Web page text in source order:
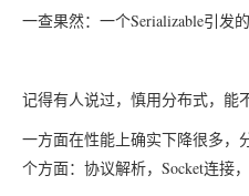
一查果然：一个Serializable引发
记得有人说过，慎用分布式，能
一方面在性能上确实下降很多，
个方面：协议解析， Socket连接